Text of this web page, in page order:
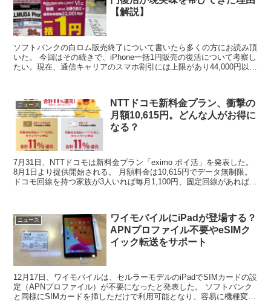
【解説】
ソフトバンクの白ロム販売終了について書いたら多くの方にお読み頂
いた。 今回はその続きで、iPhone一括1円販売の復活について考察し
たい。現在、通信キャリアのスマホ割引には上限があり44,000円以上
ニュース
NTTドコモ新料金プラン、衝撃の
月額10,615円。どんな人がお得に
なる？
7月31日、NTTドコモは新料金プラン「eximo ポイ活」を発表した。
8月1日より提供開始される。 月額料金は10,615円でデータ無制限。
ドコモ回線を持つ家族が3人いれば毎月1,100円、固定回線があればさ
ニュース
ワイモバイルにiPadが登場する？
APNプロファイル不要やeSIMク
イック転送をサポート
12月17日、ワイモバイルは、セルラーモデルのiPadでSIMカードの設
定（APNプロファイル）が不要になったと発表した。 ソフトバンク
と同様にSIMカードを挿しただけで利用可能となり、容易に機種変更